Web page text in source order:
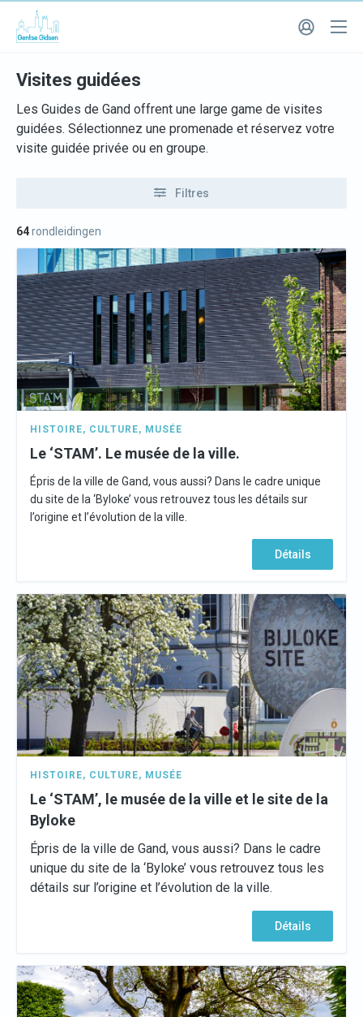
Visites guidées
Les Guides de Gand offrent une large game de visites
guidées. Sélectionnez une promenade et réservez votre
visite guidée privée ou en groupe.
Filtres
64rondleidingen
HISTOIRE, CULTURE, MUSÉE
Le ‘STAM’. Le musée de la ville.
Épris de la ville de Gand, vous aussi? Dans le cadre unique
du site de la ‘Byloke’ vous retrouvez tous les détails sur
l’origine et l’évolution de la ville.
Détails
HISTOIRE, CULTURE, MUSÉE
Le ‘STAM’, le musée de la ville et le site de la
Byloke
Épris de la ville de Gand, vous aussi? Dans le cadre
unique du site de la ‘Byloke’ vous retrouvez tous les
détails sur l’origine et l’évolution de la ville.
Détails